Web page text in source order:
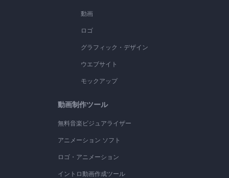
動画
ロゴ
グラフィック・デザイン
ウエブサイト
モックアップ
動画制作ツール
無料音楽ビジュアライザー
アニメーション ソフト
ロゴ・アニメーション
イントロ動画作成ツール